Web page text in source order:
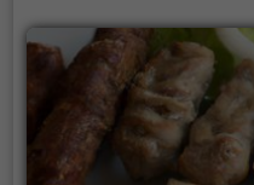
der Getränke- und
wird jeder Gaumen
getroffen. Wer gerne
der europäischen
Restaurant am